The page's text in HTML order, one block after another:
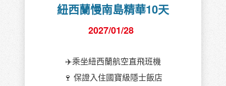
紐西蘭慢南島精華10天
2027/01/28
✈️乘坐紐西蘭航空直飛班機
🍷 保證入住國寶級隱士飯店